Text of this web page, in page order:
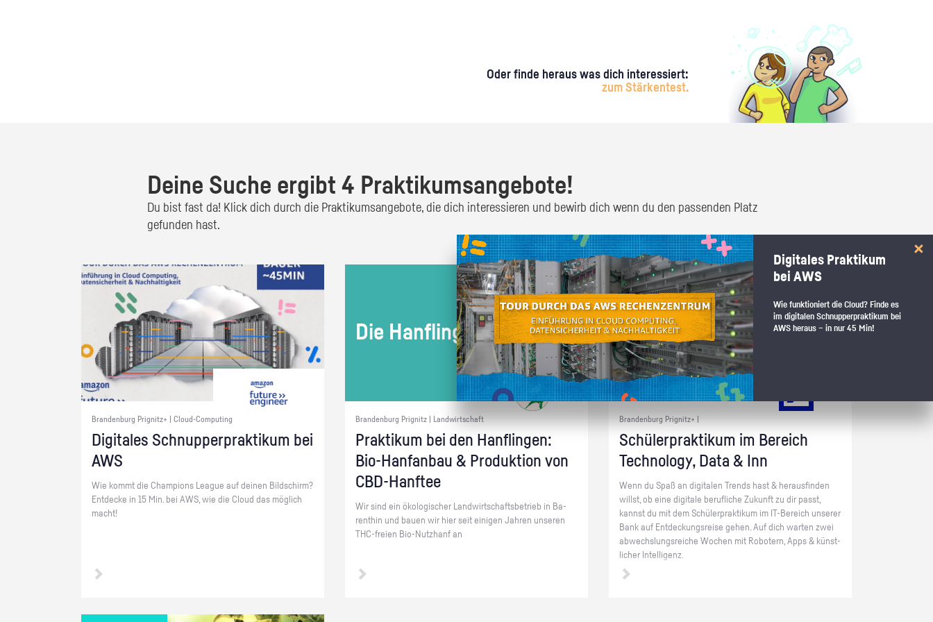
Oder finde heraus was dich interessiert:
zum Stärkentest.
Deine Suche ergibt 4 Praktikumsangebote!
Du bist fast da! Klick dich durch die Praktikumsangebote, die dich interessieren und bewirb dich wenn du den passenden Platz
gefunden hast.
Brandenburg Prignitz+ | Cloud-Computing
Di­gi­ta­les Schnup­per­prak­ti­kum bei
AWS
Wie kommt die Cham­pi­ons Le­ague auf dei­nen Bild­schirm?
Ent­de­cke in 15 Min. bei AWS, wie die Cloud das mög­lich
macht!
Die Han­f­lin­ge
Brandenburg Prignitz | Landwirtschaft
Prak­ti­kum bei den Han­f­lin­gen:
Bio-Hanf­an­bau & Pro­duk­ti­on von
CBD-Hanf­tee
Wir sind ein öko­lo­gi­scher Land­wirt­schafts­be­trieb in Ba­
rent­hin und bauen wir hier seit ei­ni­gen Jah­ren un­se­ren
THC-frei­en Bio-Nutz­h­anf an
Brandenburg Prignitz+ |
Schü­ler­prak­ti­kum im Be­reich
Tech­no­lo­gy, Data & Inn
Wenn du Spaß an di­gi­ta­len Trends hast & her­aus­fin­den
willst, ob eine di­gi­ta­le be­ruf­li­che Zu­kunft zu dir passt,
kannst du mit dem Schü­ler­prak­ti­kum im IT-Be­reich un­se­rer
Bank auf Ent­de­ckungs­rei­se gehen. Auf dich war­ten zwei
ab­wechs­lungs­rei­che Wo­chen mit Ro­bo­tern, Apps & künst­
li­cher In­tel­li­genz.
Digitales Praktikum
bei AWS
Wie funktioniert die Cloud? Finde es
im digitalen Schnupperpraktikum bei
AWS heraus – in nur 45 Min!